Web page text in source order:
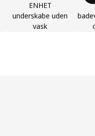
ENHET
underskabe uden
vask